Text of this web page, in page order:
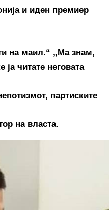
и иден премиер
на маил.“ „Ма знам,
читате неговата
партиските
на власта.